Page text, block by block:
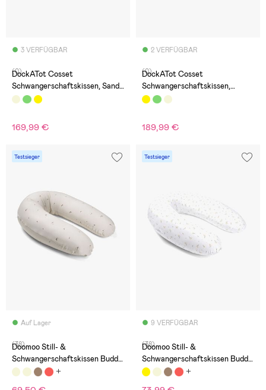
3 VERFÜGBAR
(0)
DockATot Cosset
Schwangerschaftskissen, Sand
Chambray
169,99 €
2 VERFÜGBAR
(0)
DockATot Cosset
Schwangerschaftskissen,
Boucle
189,99 €
Testsieger
Auf Lager
(38)
Doomoo Still- &
Schwangerschaftskissen Buddy,
Pilze
Testsieger
9 VERFÜGBAR
(38)
Doomoo Still- &
Schwangerschaftskissen Buddy,
Blumen Gelb